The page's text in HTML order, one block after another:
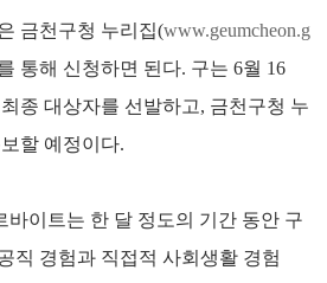
금천구청 누리집(www.geumcheon.g
통해 신청하면 된다. 구는 6월 16
종 대상자를 선발하고, 금천구청 누
할 예정이다.
바이트는 한 달 정도의 기간 동안 구
직 경험과 직접적 사회생활 경험